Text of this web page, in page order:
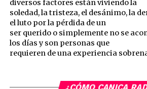
diversos factores están viviendo la
soledad, la tristeza, el desánimo, la
el luto por la pérdida de un
ser querido o simplemente no se
los días y son personas que
requieren de una experiencia